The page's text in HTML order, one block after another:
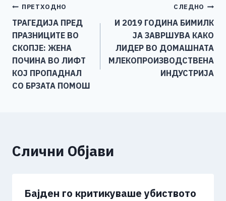
b
o
o
k
n
g
er
A
p
p
Li
n
k
Навигација
на
напис
ПРЕТХОДНО
ТРАГЕДИЈА ПРЕД
ПРАЗНИЦИТЕ ВО
СКОПЈЕ: ЖЕНА
ПОЧИНА ВО ЛИФТ
КОЈ ПРОПАДНАЛ
СО БРЗАТА ПОМОШ
СЛЕДНО
И 2019 ГОДИНА БИМИЛК
ЈА ЗАВРШУВА КАКО
ЛИДЕР ВО ДОМАШНАТА
МЛЕКОПРОИЗВОДСТВЕНА
ИНДУСТРИЈА
Слични Објави
Бајден го критикуваше убиството